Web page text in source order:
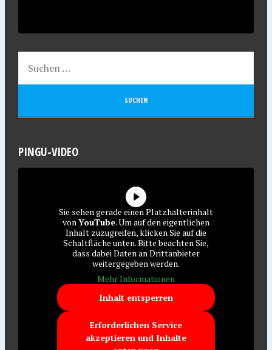
PINGU-VIDEO
Sie sehen gerade einen Platzhalterinhalt
vonYouTube. Um auf den eigentlichen
Inhalt zuzugreifen, klicken Sie auf die
Schaltfläche unten. Bitte beachten Sie,
dass dabei Daten an Drittanbieter
weitergegeben werden.
Mehr Informationen
Inhalt entsperren
Erforderlichen Service
akzeptieren und Inhalte